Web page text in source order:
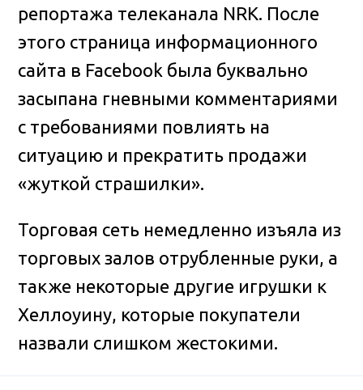
репортажа телеканала NRK. После
этого страница информационного
сайта в Facebook была буквально
засыпана гневными комментариями
с требованиями повлиять на
ситуацию и прекратить продажи
«жуткой страшилки».
Торговая сеть немедленно изъяла из
торговых залов отрубленные руки, а
также некоторые другие игрушки к
Хеллоуину, которые покупатели
назвали слишком жестокими.